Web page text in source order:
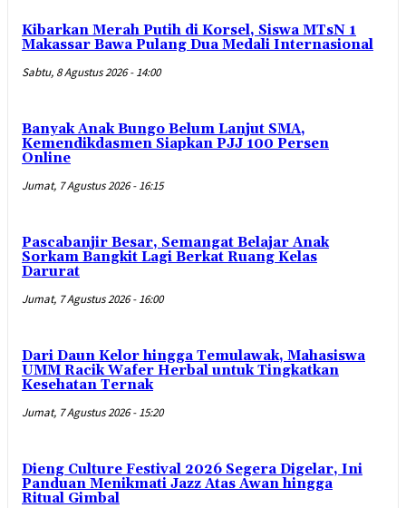
Kibarkan Merah Putih di Korsel, Siswa MTsN 1
Makassar Bawa Pulang Dua Medali Internasional
Sabtu, 8 Agustus 2026 - 14:00
Banyak Anak Bungo Belum Lanjut SMA,
Kemendikdasmen Siapkan PJJ 100 Persen
Online
Jumat, 7 Agustus 2026 - 16:15
Pascabanjir Besar, Semangat Belajar Anak
Sorkam Bangkit Lagi Berkat Ruang Kelas
Darurat
Jumat, 7 Agustus 2026 - 16:00
Dari Daun Kelor hingga Temulawak, Mahasiswa
UMM Racik Wafer Herbal untuk Tingkatkan
Kesehatan Ternak
Jumat, 7 Agustus 2026 - 15:20
Dieng Culture Festival 2026 Segera Digelar, Ini
Panduan Menikmati Jazz Atas Awan hingga
Ritual Gimbal